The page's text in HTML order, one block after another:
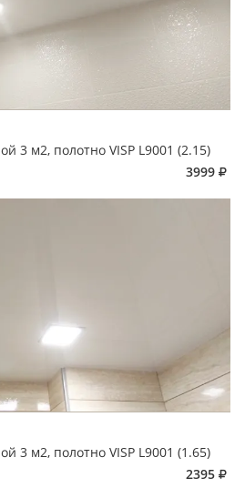
3 м2, полотно VISP L9001 (2.15)
3999
3 м2, полотно VISP L9001 (1.65)
2395